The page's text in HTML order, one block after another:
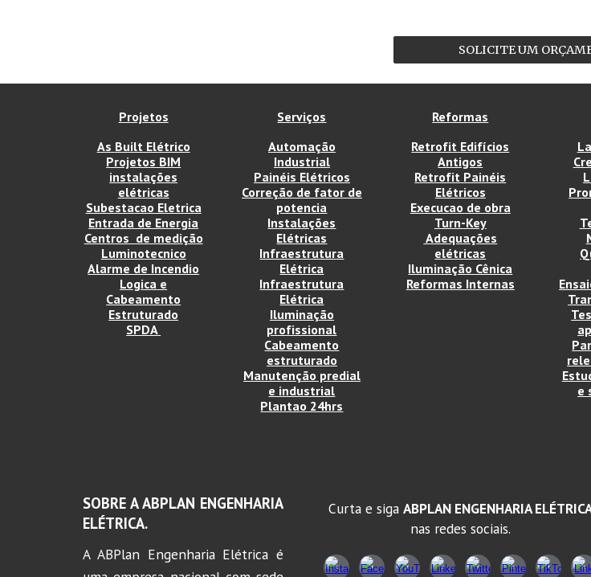
SOLICITE UM
Projetos
As Built Elétrico
Projetos BIM
instalações
elétricas
Subestacao Eletrica
Entrada de Energia
Centros de medição
Luminotecnico
Alarme de Incendio
Logica e
Cabeamento
Estruturado
SPDA
Serviços
Automação
Industrial
Painéis Elétricos
Correção de fator de
potencia
Instalações
Elétricas
Infraestrutura
Elétrica
Infraestrutura
Elétrica
Iluminação
profissional
Cabeamento
estruturado
Manutenção predial
e industrial
Plantao 24hrs
Reformas
Retrofit Edifícios
Antigos
Retrofit Painéis
Elétricos
Execucao de obra
Turn-Key
Adequações
elétricas
Iluminação Cênica
Reformas Internas
e
SOBRE A ABPLAN ENGENHARIA
ELÉTRICA.
A ABPlan Engenharia Elétrica é
Curta e siga ABPLAN ENGENHARIA
nas redes sociais.